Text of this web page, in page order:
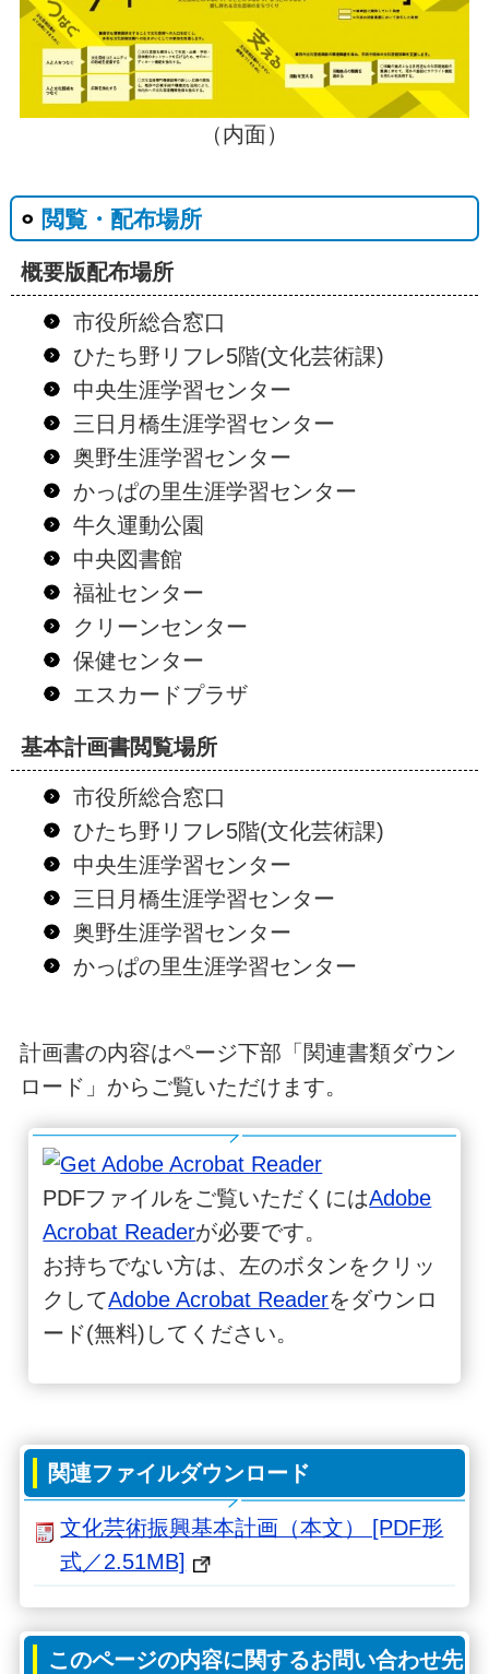
（内面）
閲覧・配布場所
概要版配布場所
市役所総合窓口
ひたち野リフレ5階(文化芸術課)
中央生涯学習センター
三日月橋生涯学習センター
奥野生涯学習センター
かっぱの里生涯学習センター
牛久運動公園
中央図書館
福祉センター
クリーンセンター
保健センター
エスカードプラザ
基本計画書閲覧場所
市役所総合窓口
ひたち野リフレ5階(文化芸術課)
中央生涯学習センター
三日月橋生涯学習センター
奥野生涯学習センター
かっぱの里生涯学習センター
計画書の内容はページ下部「関連書類ダウン
ロード」からご覧いただけます。
PDFファイルをご覧いただくにはAdobe
Acrobat Readerが必要です。
お持ちでない方は、左のボタンをクリッ
クしてAdobe Acrobat Readerをダウンロ
ード(無料)してください。
関連ファイルダウンロード
文化芸術振興基本計画（本文） [PDF形
式／2.51MB]
このページの内容に関するお問い合わせ先